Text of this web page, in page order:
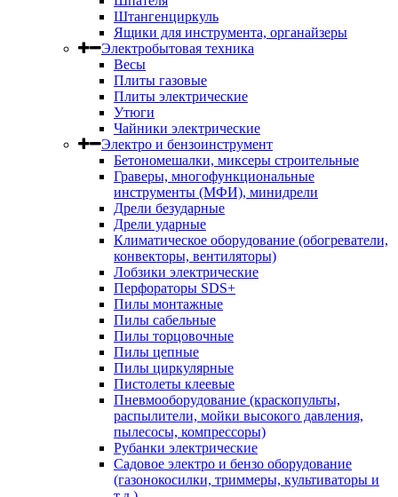
Штангенциркуль
Ящики для инструмента, органайзеры
Электробытовая техника
Весы
Плиты газовые
Плиты электрические
Утюги
Чайники электрические
Электро и бензоинструмент
Бетономешалки, миксеры строительные
Граверы, многофункциональные
инструменты (МФИ), минидрели
Дрели безударные
Дрели ударные
Климатическое оборудование (обогреватели,
конвекторы, вентиляторы)
Лобзики электрические
Перфораторы SDS+
Пилы монтажные
Пилы сабельные
Пилы торцовочные
Пилы цепные
Пилы циркулярные
Пистолеты клеевые
Пневмооборудование (краскопульты,
распылители, мойки высокого давления,
пылесосы, компрессоры)
Рубанки электрические
Садовое электро и бензо оборудование
(газонокосилки, триммеры, культиваторы и